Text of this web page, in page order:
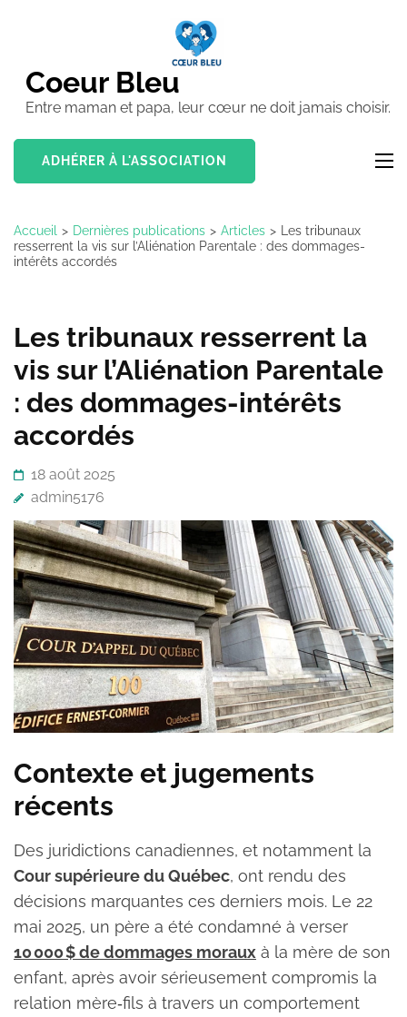
(Pressez
Entrée)
Coeur Bleu
Entre maman et papa, leur cœur ne doit jamais choisir.
ADHÉRER À L'ASSOCIATION
Accueil > Dernières publications > Articles >
Les tribunaux
resserrent la vis sur l’Aliénation Parentale : des dommages-
intérêts accordés
Les tribunaux resserrent la
vis sur l’Aliénation Parentale
: des dommages-intérêts
accordés
18 août 2025
admin5176
Contexte et jugements
récents
Des juridictions canadiennes, et notamment la
Cour supérieure du Québec, ont rendu des
décisions marquantes ces derniers mois. Le 22
mai 2025, un père a été condamné à verser
10 000 $ de dommages moraux à la mère de son
enfant, après avoir sérieusement compromis la
relation mère‑fils à travers un comportement